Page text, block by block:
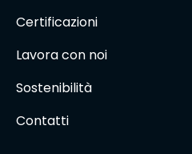
Certificazioni
Lavora con noi
Sostenibilità
Contatti